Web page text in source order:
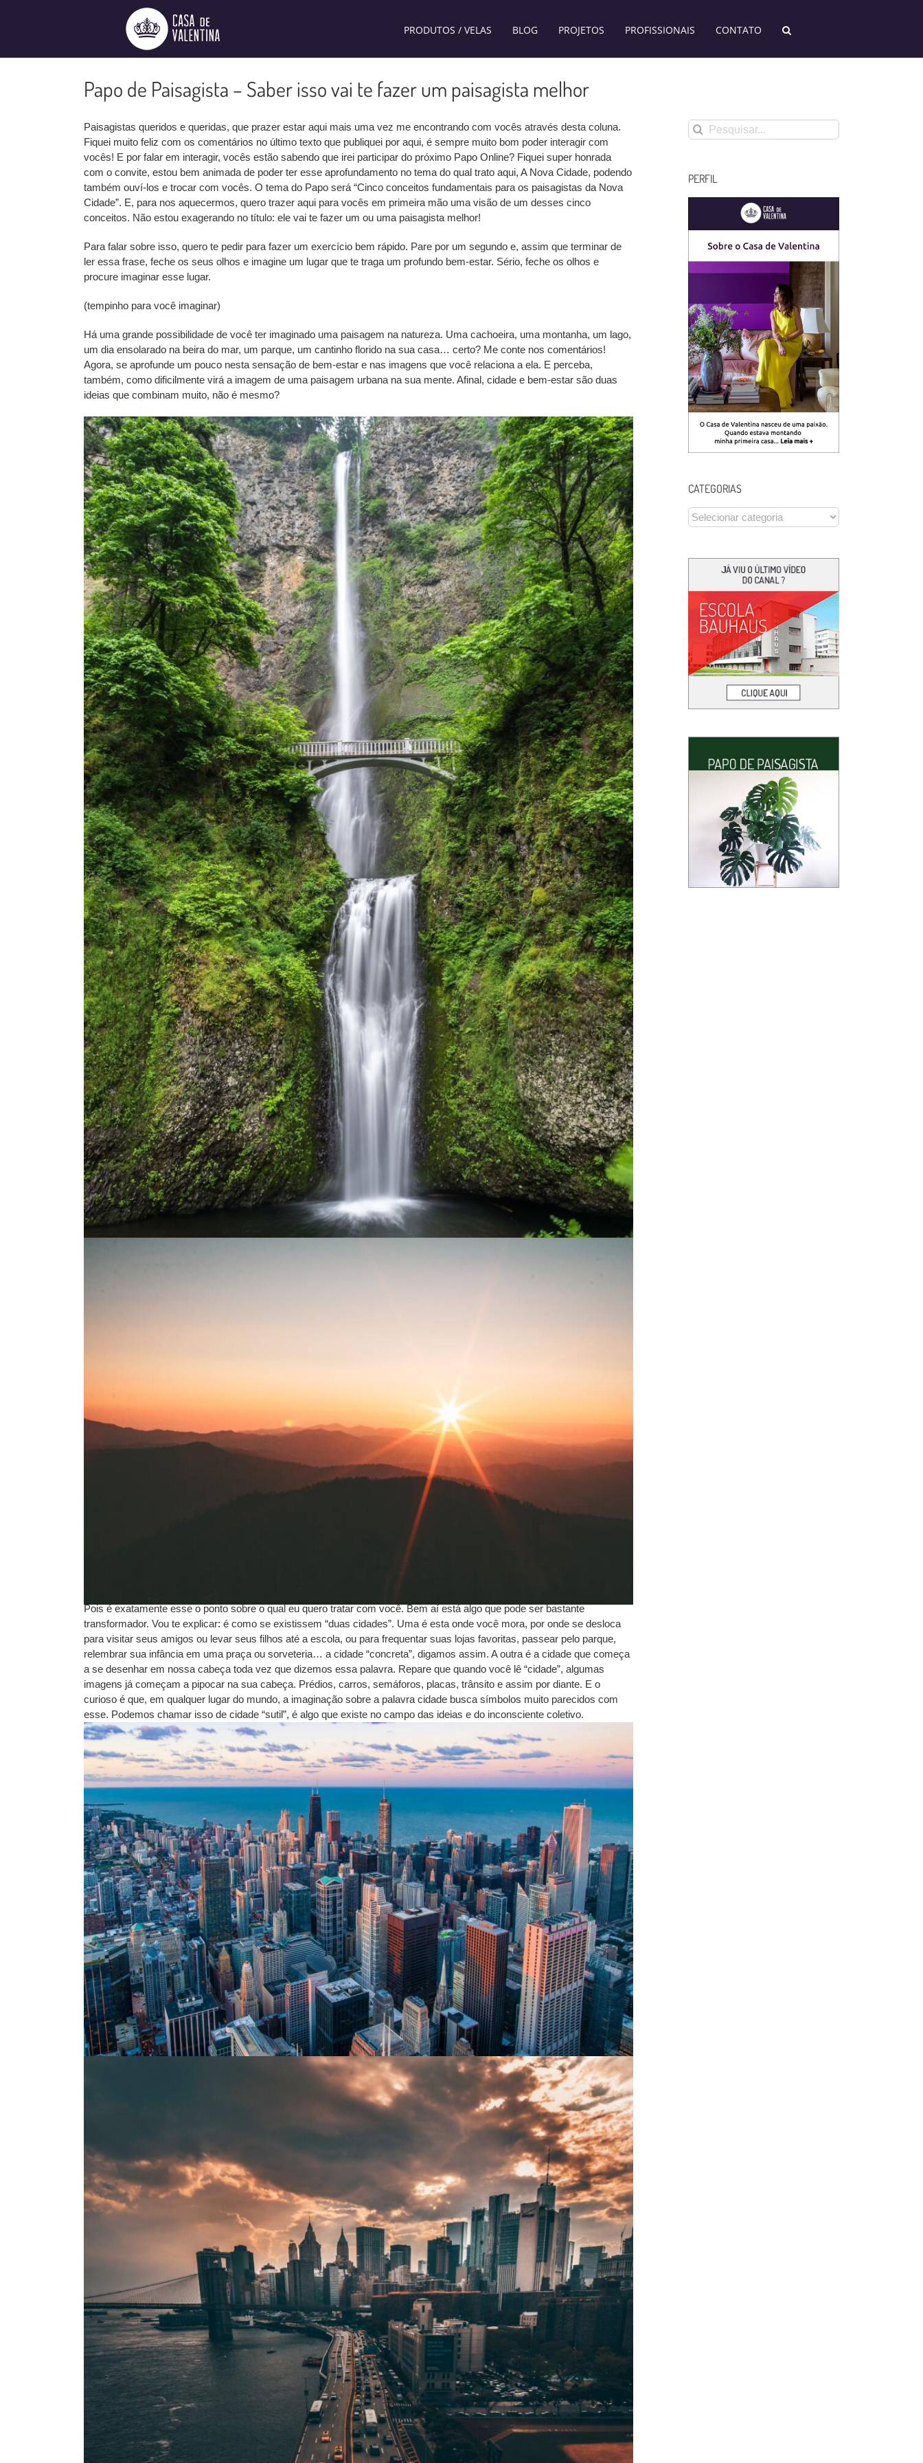
PRODUTOS / VELAS BLOG PROJETOS PROFISSIONAIS CONTATO
Papo de Paisagista – Saber isso vai te fazer um paisagista melhor
Paisagistas queridos e queridas, que prazer estar aqui mais uma vez me encontrando com vocês através desta coluna.
Fiquei muito feliz com os comentários no último texto que publiquei por aqui, é sempre muito bom poder interagir com
vocês! E por falar em interagir, vocês estão sabendo que irei participar do próximo Papo Online? Fiquei super honrada
com o convite, estou bem animada de poder ter esse aprofundamento no tema do qual trato aqui, A Nova Cidade, podendo
também ouví-los e trocar com vocês. O tema do Papo será “Cinco conceitos fundamentais para os paisagistas da Nova
Cidade”. E, para nos aquecermos, quero trazer aqui para vocês em primeira mão uma visão de um desses cinco
conceitos. Não estou exagerando no título: ele vai te fazer um ou uma paisagista melhor!
Para falar sobre isso, quero te pedir para fazer um exercício bem rápido. Pare por um segundo e, assim que terminar de
ler essa frase, feche os seus olhos e imagine um lugar que te traga um profundo bem-estar. Sério, feche os olhos e
procure imaginar esse lugar.
(tempinho para você imaginar)
Há uma grande possibilidade de você ter imaginado uma paisagem na natureza. Uma cachoeira, uma montanha, um lago,
um dia ensolarado na beira do mar, um parque, um cantinho florido na sua casa… certo? Me conte nos comentários!
Agora, se aprofunde um pouco nesta sensação de bem-estar e nas imagens que você relaciona a ela. E perceba,
também, como dificilmente virá a imagem de uma paisagem urbana na sua mente. Afinal, cidade e bem-estar são duas
ideias que combinam muito, não é mesmo?
Pois é exatamente esse o ponto sobre o qual eu quero tratar com você. Bem aí está algo que pode ser bastante
transformador. Vou te explicar: é como se existissem “duas cidades”. Uma é esta onde você mora, por onde se desloca
para visitar seus amigos ou levar seus filhos até a escola, ou para frequentar suas lojas favoritas, passear pelo parque,
relembrar sua infância em uma praça ou sorveteria… a cidade “concreta”, digamos assim. A outra é a cidade que começa
a se desenhar em nossa cabeça toda vez que dizemos essa palavra. Repare que quando você lê “cidade”, algumas
imagens já começam a pipocar na sua cabeça. Prédios, carros, semáforos, placas, trânsito e assim por diante. E o
curioso é que, em qualquer lugar do mundo, a imaginação sobre a palavra cidade busca símbolos muito parecidos com
esse. Podemos chamar isso de cidade “sutil”, é algo que existe no campo das ideias e do inconsciente coletivo.
Buscar
resultados
PERFIL
CATEGORIAS
CATEGORIAS